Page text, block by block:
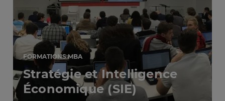
FORMATIONS MBA
Stratégie et Intelligence
Économique (SIE)